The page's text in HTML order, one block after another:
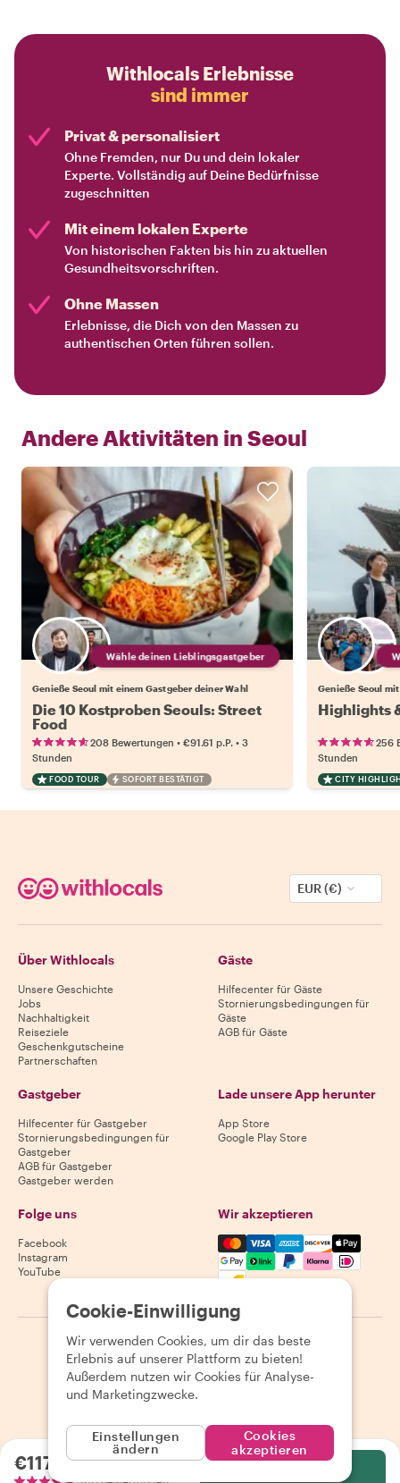
Withlocals Erlebnisse
sind immer
Privat & personalisiert
Ohne Fremden, nur Du und dein lokaler
Experte. Vollständig auf Deine Bedürfnisse
zugeschnitten
Mit einem lokalen Experte
Von historischen Fakten bis hin zu aktuellen
Gesundheitsvorschriften.
Ohne Massen
Erlebnisse, die Dich von den Massen zu
authentischen Orten führen sollen.
Andere Aktivitäten in Seoul
Wähle deinen Lieblingsgastgeber
Genieße Seoul mit einem Gastgeber deiner Wahl
Die 10 Kostproben Seouls: Street
Food
208 Bewertungen • €91.61 p.P. • 3
Stunden
FOOD TOUR SOFORT BESTÄTIGT
Genieße Seoul
Highlights
256
Stunden
CITY
€117.65pro Person
EUR (€)
Über Withlocals
Unsere Geschichte
Jobs
Nachhaltigkeit
Reiseziele
Geschenkgutscheine
Partnerschaften
Gäste
Hilfecenter für Gäste
Stornierungsbedingungen für
Gäste
AGB für Gäste
Gastgeber
Hilfecenter für Gastgeber
Stornierungsbedingungen für
Gastgeber
AGB für Gastgeber
Gastgeber werden
Lade unsere App herunter
App Store
Google Play Store
Folge uns
Facebook
Instagram
YouTube
Wir akzeptieren
Mastercard, Visa, Amex,
2026 Withlocals.com | Datenschutzerklärung | Cookies
Seitenübersicht
Cookie-Einwilligung
Wir verwenden Cookies, um dir das beste
Erlebnis auf unserer Plattform zu bieten!
Außerdem nutzen wir Cookies für Analyse-
und Marketingzwecke.
Einstellungen
ändern
Cookies
akzeptieren